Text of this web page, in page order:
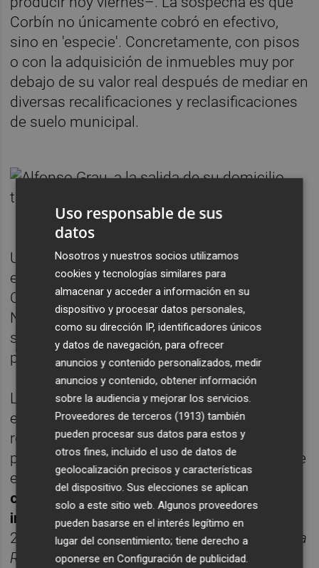
Corbín no únicamente cobró en efectivo,
sino en 'especie'. Concretamente, con pisos
o con la adquisición de inmuebles muy por
debajo de su valor real después de mediar en
diversas recalificaciones y reclasificaciones
de suelo municipal.
Una de las claves de esa conclusión fue la
evolución de la facturación del despacho de
Corbín detectada por la Agencia Tributaria.
Notablemente alta en esa época de 2006,
sufrió una caída en picado cuando el PP
perdió el Ayuntamiento en 2015.
Las indagaciones siguieron su curso
entonces y, debido a toda la documentación
recopilada, la UCO procedió a la segunda
parte de la operación con las detenciones de
este jueves. Ahora, se trata decomisiones a
cambio de adjudicaciones de
infraestructuras en suelo públicoentre
2005 y 2010. Según avanzaronOK Diario
La
Razón
, Alfonso Grau llegó a cobrar alrededor
Uso responsable de sus
datos
Nosotros y nuestros socios utilizamos
cookies y tecnologías similares para
almacenar y acceder a información en su
dispositivo y procesar datos personales,
como su dirección IP, identificadores únicos
y datos de navegación, para ofrecer
anuncios y contenido personalizados, medir
anuncios y contenido, obtener información
sobre la audiencia y mejorar los servicios.
Proveedores de terceros (1913) también
pueden procesar sus datos para estos y
otros fines, incluido el uso de datos de
geolocalización precisos y características
del dispositivo. Sus elecciones se aplican
solo a este sitio web. Algunos proveedores
pueden basarse en el interés legítimo en
lugar del consentimiento; tiene derecho a
oponerse enConfiguración de publicidad